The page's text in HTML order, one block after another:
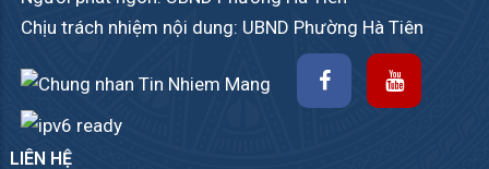
Chịu trách nhiệm nội dung: UBND Phường Hà Tiên
LIÊN HỆ